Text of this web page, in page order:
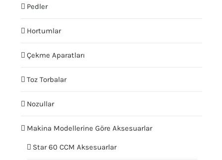
Pedler
Hortumlar
Çekme Aparatları
Toz Torbalar
Nozullar
Makina Modellerine Göre Aksesuarlar
Star 60 CCM Aksesuarlar